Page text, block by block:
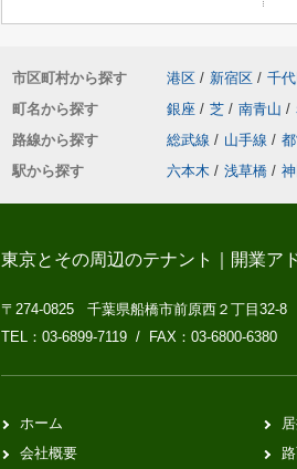
市区町村から探す 港区 / 新宿区 / 千
町名から探す
銀座 / 芝 / 南青山 /
路線から探す
総武線 / 山手線 /
駅から探す
六本木 / 浅草橋 / 神
東京とその周辺のテナント｜開業ア
〒274-0825 千葉県船橋市前原西２丁目32-8
TEL：03-6899-7119 / FAX：03-6800-6380
ホーム
会社概要